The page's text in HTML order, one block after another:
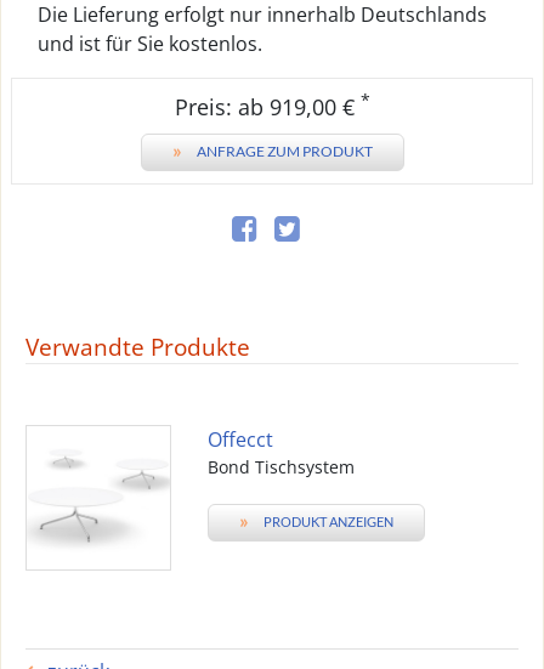
Die Lieferung erfolgt nur innerhalb Deutschlands
und ist für Sie kostenlos.
Preis: ab 919,00 € *
» ANFRAGE ZUM PRODUKT
Verwandte Produkte
Offecct
Bond Tischsystem
» PRODUKT ANZEIGEN